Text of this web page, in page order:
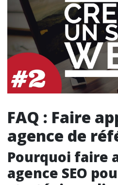
FAQ : Faire
agence de
Pourquoi faire
agence SEO